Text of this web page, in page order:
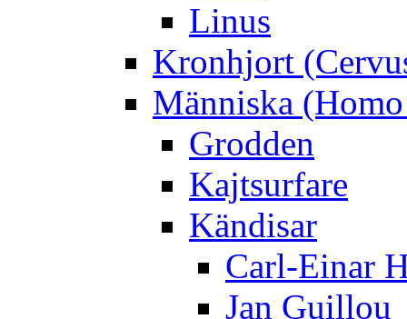
Linus
Kronhjort
Människa
Grodden
Kajtsurfare
Kändisar
Carl-Einar
Jan Guillou